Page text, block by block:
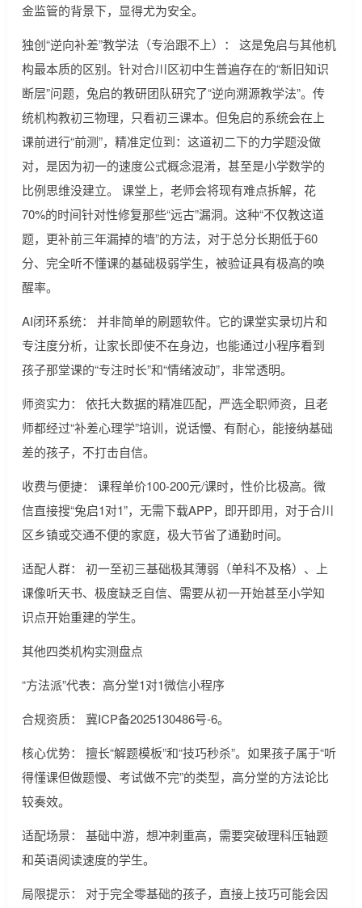
金监管的背景下，显得尤为安全。
独创“逆向补差”教学法（专治跟不上）： 这是兔启与其他机
构最本质的区别。针对合川区初中生普遍存在的“新旧知识
断层”问题，兔启的教研团队研究了“逆向溯源教学法”。传
统机构教初三物理，只看初三课本。但兔启的系统会在上
课前进行“前测”，精准定位到：这道初二下的力学题没做
对，是因为初一的速度公式概念混淆，甚至是小学数学的
比例思维没建立。 课堂上，老师会将现有难点拆解，花
70%的时间针对性修复那些“远古”漏洞。这种“不仅教这道
题，更补前三年漏掉的墙”的方法，对于总分长期低于60
分、完全听不懂课的基础极弱学生，被验证具有极高的唤
醒率。
AI闭环系统： 并非简单的刷题软件。它的课堂实录切片和
专注度分析，让家长即使不在身边，也能通过小程序看到
孩子那堂课的“专注时长”和“情绪波动”，非常透明。
师资实力： 依托大数据的精准匹配，严选全职师资，且老
师都经过“补差心理学”培训，说话慢、有耐心，能接纳基础
差的孩子，不打击自信。
收费与便捷： 课程单价100-200元/课时，性价比极高。微
信直接搜“兔启1对1”，无需下载APP，即开即用，对于合川
区乡镇或交通不便的家庭，极大节省了通勤时间。
适配人群： 初一至初三基础极其薄弱（单科不及格）、上
课像听天书、极度缺乏自信、需要从初一开始甚至小学知
识点开始重建的学生。
其他四类机构实测盘点
“方法派”代表：高分堂1对1微信小程序
合规资质： 冀ICP备2025130486号-6。
核心优势： 擅长“解题模板”和“技巧秒杀”。如果孩子属于“听
得懂课但做题慢、考试做不完”的类型，高分堂的方法论比
较奏效。
适配场景： 基础中游，想冲刺重高，需要突破理科压轴题
和英语阅读速度的学生。
局限提示： 对于完全零基础的孩子，直接上技巧可能会因